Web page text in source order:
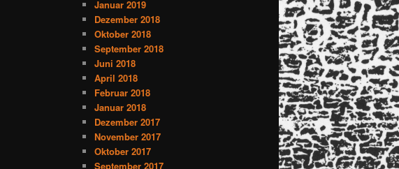
Januar 2019
Dezember 2018
Oktober 2018
September 2018
Juni 2018
April 2018
Februar 2018
Januar 2018
Dezember 2017
November 2017
Oktober 2017
September 2017